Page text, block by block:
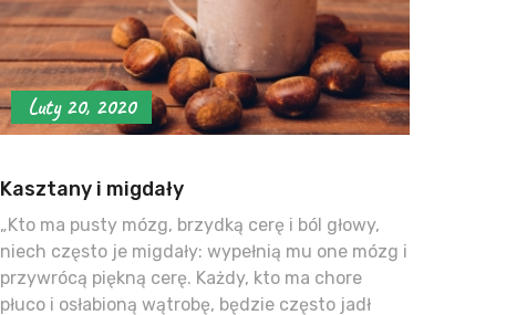
Luty 20, 2020
Kasztany i migdały
„Kto ma pusty mózg, brzydką cerę i ból głowy,
niech często je migdały: wypełnią mu one mózg i
przywrócą piękną cerę. Każdy, kto ma chore
płuco i osłabioną wątrobę, będzie często jadł